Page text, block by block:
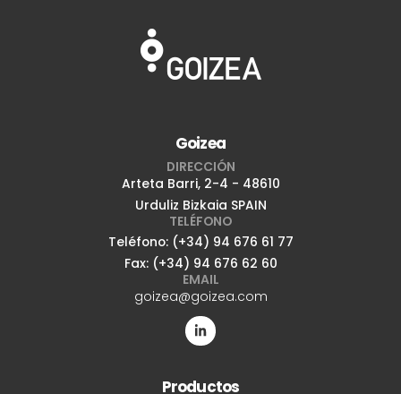
Goizea
DIRECCIÓN
Arteta Barri, 2-4 - 48610
Urduliz Bizkaia SPAIN
TELÉFONO
Teléfono: (+34) 94 676 61 77
Fax: (+34) 94 676 62 60
EMAIL
goizea@goizea.com
Productos